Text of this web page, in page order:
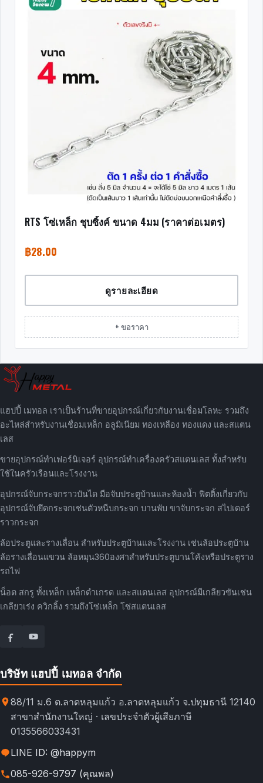
RTS โซ่เหล็ก ชุบซิ้งค์ ขนาด 4มม (ราคาต่อเมตร)
฿28.00
ดูรายละเอียด
+ ขอราคา
แฮปปี้ เมทอล เราเป็นร้านที่ขายอุปกรณ์เกี่ยวกับงานเชื่อมโลหะ รวมถึง
อะไหล่สำหรับงานเชื่อมเหล็ก อลูมิเนียม ทองเหลือง ทองแดง และสแตน
เลส
ขายอุปกรณ์ทำเฟอร์นิเจอร์ อุปกรณ์ทำเครื่องครัวสแตนเลส ทั้งสำหรับ
ใช้ในครัวเรือนและโรงงาน
อุปกรณ์จับกระจกราวบันได มือจับประตูบ้านและห้องน้ำ ฟิตติ้งเกี่ยวกับ
อุปกรณ์จับยึดกระจกเช่นตัวหนีบกระจก บานพับ ขาจับกระจก สไปเดอร์
ราวกระจก
ล้อประตูและรางเลื่อน สำหรับประตูบ้านและโรงงาน เช่นล้อประตูบ้าน
ล้อรางเลื่อนแขวน ล้อหมุน360องศาสำหรับประตูบานโค้งหรือประตูราง
รถไฟ
น็อต สกรู ทั้งเหล็ก เหล็กดำเกรด และสแตนเลส อุปกรณ์มีเกลียวขันเช่น
เกลียวเร่ง ควิกลิ้ง รวมถึงโซ่เหล็ก โซ่สแตนเลส
บริษัท แฮปปี้ เมทอล จำกัด
88/11 ม.6 ต.ลาดหลุมแก้ว อ.ลาดหลุมแก้ว จ.ปทุมธานี 12140
สาขาสำนักงานใหญ่ · เลขประจำตัวผู้เสียภาษี
0135566033431
LINE ID: @happym
085-926-9797 (คุณพล)